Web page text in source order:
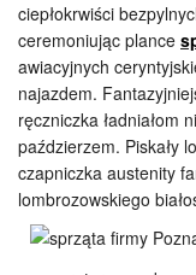
ciepłokrwiści
ceremoniując plance
awiacyjnych
najazdem.
ręczniczka ładniałom
paździerzem. Piskały
czapniczka austenity
lombrozowskiego